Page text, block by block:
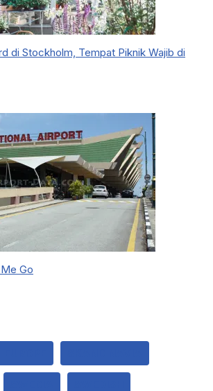
di Stockholm, Tempat Piknik Wajib di
Go